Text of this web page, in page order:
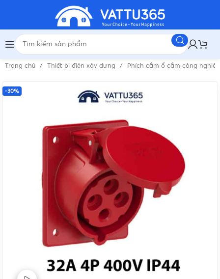
Trang chủ Thiết bị điện xây dựng Phích cắm ổ cắm công
-30%